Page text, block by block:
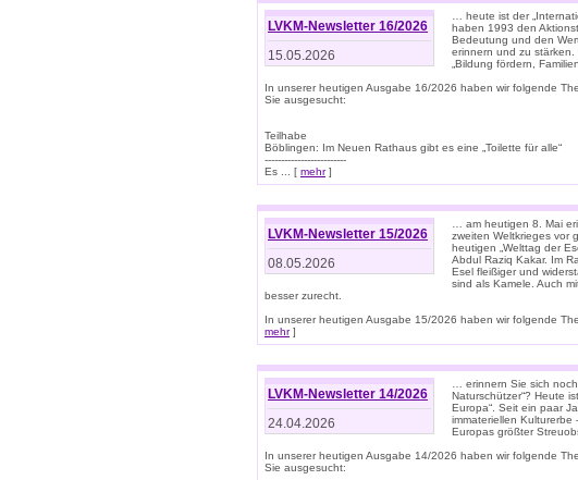
LVKM-Newsletter 16/2026
15.05.2026
… heute ist der
haben 1993 den
Bedeutung und den
erinnern und zu
„Bildung fördern,
In unserer heutigen Ausgabe 16/2026 haben wir folgende
Sie ausgesucht:
Teilhabe
Böblingen: Im Neuen Rathaus gibt es eine „Toilette für alle“
-------------------------
Es ... [ mehr]
LVKM-Newsletter 15/2026
08.05.2026
… am heutigen 8. Mai
zweiten Weltkrieges vor
heutigen „Welttag der
Abdul Raziq Kakar. Im
Esel fleißiger und
sind als Kamele. Auch
besser zurecht.
In unserer heutigen Ausgabe 15/2026 haben wir folgende
mehr]
LVKM-Newsletter 14/2026
24.04.2026
… erinnern Sie sich
Naturschützer“? Heute
Europa“. Seit ein paar
immateriellen Kulturerbe
Europas größter
In unserer heutigen Ausgabe 14/2026 haben wir folgende
Sie ausgesucht: